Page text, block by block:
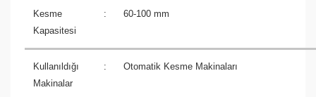
Kesme
Kapasitesi
: 60-100 mm
Kullanıldığı
Makinalar
: Otomatik Kesme Makinaları